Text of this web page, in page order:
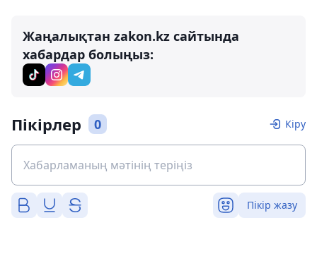
Жаңалықтан zakon.kz сайтында
хабардар болыңыз:
Пікірлер 0 Кіру
Пікір жазу